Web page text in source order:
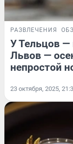
РАЗВЛЕЧЕНИЯ
У Тельцов —
Львов —
непростой
23 октября, 2025,